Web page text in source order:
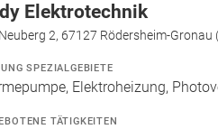
Elektrotechnik
2, 67127 Rödersheim-
SPEZIALGEBIETE
Elektroheizung,
TÄTIGKEITEN